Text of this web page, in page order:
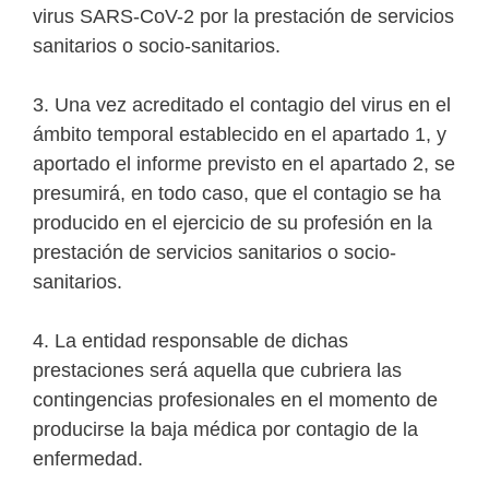
virus SARS-CoV-2 por la prestación de servicios
sanitarios o socio-sanitarios.
3. Una vez acreditado el contagio del virus en el
ámbito temporal establecido en el apartado 1, y
aportado el informe previsto en el apartado 2, se
presumirá, en todo caso, que el contagio se ha
producido en el ejercicio de su profesión en la
prestación de servicios sanitarios o socio-
sanitarios.
4. La entidad responsable de dichas
prestaciones será aquella que cubriera las
contingencias profesionales en el momento de
producirse la baja médica por contagio de la
enfermedad.